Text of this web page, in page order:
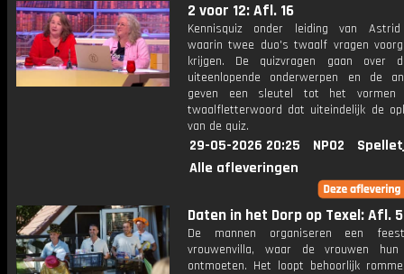
2 voor 12: Afl. 16
Kennisquiz onder leiding van
waarin twee duo's twaalf vragen
krijgen. De quizvragen gaan over
uiteenlopende onderwerpen en de
geven een sleutel tot het vormen
twaalfletterwoord dat uiteindelijk de
van de quiz.
29-05-2026 20:25 NPO2
Alle afleveringen
Daten in het Dorp op Texel: Afl. 5
De mannen organiseren een
vrouwenvilla, waar de vrouwen hun
ontmoeten. Het loopt behoorlijk